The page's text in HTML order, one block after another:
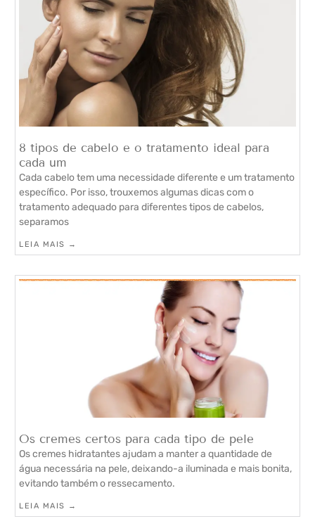
8 tipos de cabelo e o tratamento ideal para
cada um
Cada cabelo tem uma necessidade diferente e um tratamento
específico. Por isso, trouxemos algumas dicas com o
tratamento adequado para diferentes tipos de cabelos,
separamos
LEIA MAIS →
Os cremes certos para cada tipo de pele
Os cremes hidratantes ajudam a manter a quantidade de
água necessária na pele, deixando-a iluminada e mais bonita,
evitando também o ressecamento.
LEIA MAIS →